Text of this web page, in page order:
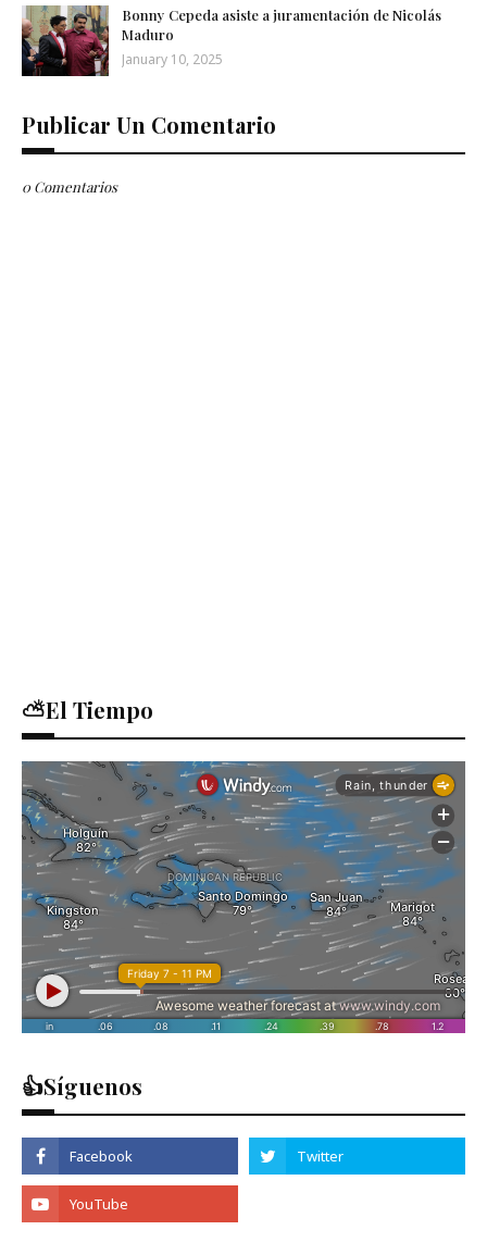
Bonny Cepeda asiste a juramentación de Nicolás
Maduro
January 10, 2025
Publicar Un Comentario
0 Comentarios
⛅El Tiempo
👍Síguenos